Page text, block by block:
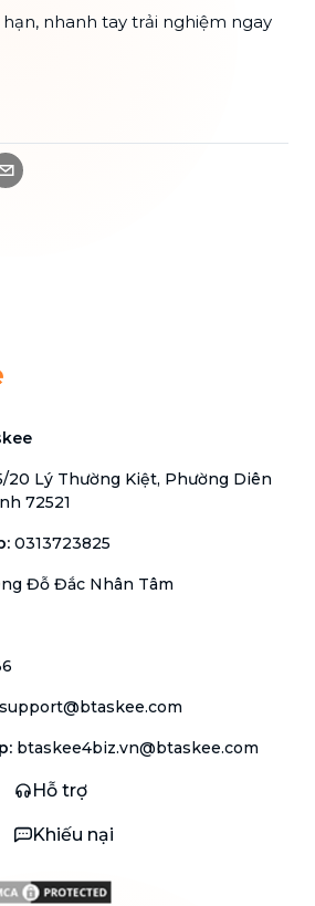
nhanh tay trải nghiệm ngay
20 Lý Thường Kiệt, Phường Diên
72521
: 0313723825
Đỗ Đắc Nhân Tâm
support@btaskee.com
: btaskee4biz.vn@btaskee.com
Hỗ trợ
Khiếu nại